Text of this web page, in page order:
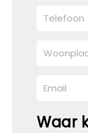
Waar